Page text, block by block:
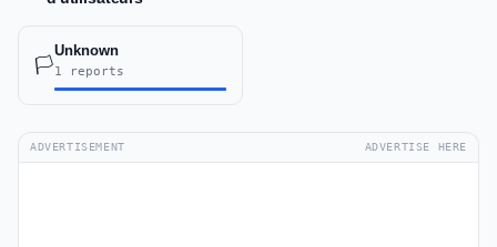
🏳️
Unknown
1 reports
ADVERTISEMENT ADVERTISE HERE